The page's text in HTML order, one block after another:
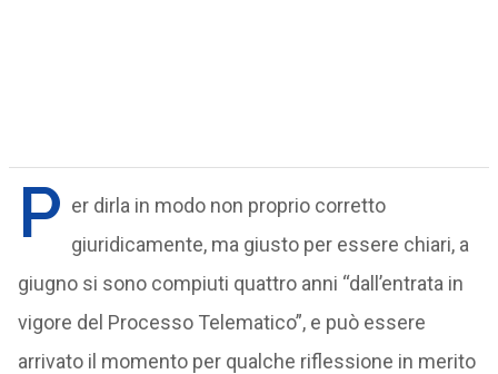
P er dirla in modo non proprio corretto
giuridicamente, ma giusto per essere chiari, a
giugno si sono compiuti quattro anni “dall’entrata in
vigore del Processo Telematico”, e può essere
arrivato il momento per qualche riflessione in merito